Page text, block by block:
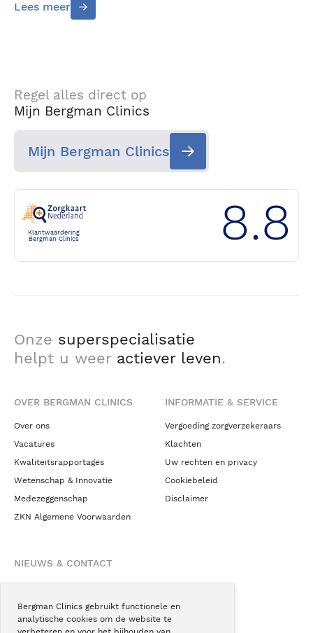
Bergman Clinics gebruikt functionele en
analytische cookies om de website te
Lees meer
Regel alles direct op
Mijn Bergman Clinics
Mijn Bergman Clinics
Klantwaardering
Bergman Clinics
8.8
Onze superspecialisatie
helpt u weer actiever leven.
OVER BERGMAN CLINICS
Over ons
Vacatures
Kwaliteitsrapportages
Wetenschap & Innovatie
Medezeggenschap
ZKN Algemene Voorwaarden
INFORMATIE & SERVICE
Vergoeding zorgverzekeraars
Klachten
Uw rechten en privacy
Cookiebeleid
Disclaimer
NIEUWS & CONTACT
Blogs
Podcast